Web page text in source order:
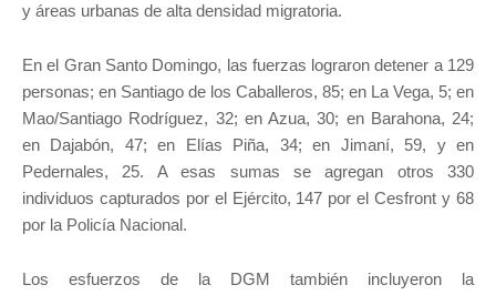
y áreas urbanas de alta densidad migratoria.
En el Gran Santo Domingo, las fuerzas lograron detener a 129
personas; en Santiago de los Caballeros, 85; en La Vega, 5; en
Mao/Santiago Rodríguez, 32; en Azua, 30; en Barahona, 24;
en Dajabón, 47; en Elías Piña, 34; en Jimaní, 59, y en
Pedernales, 25. A esas sumas se agregan otros 330
individuos capturados por el Ejército, 147 por el Cesfront y 68
por la Policía Nacional.
Los esfuerzos de la DGM también incluyeron la